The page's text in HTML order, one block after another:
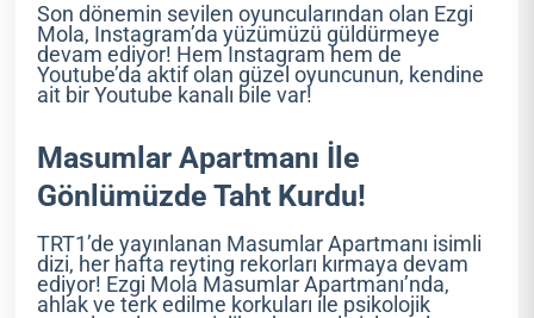
Son dönemin sevilen oyuncularından olan Ezgi
Mola, Instagram’da yüzümüzü güldürmeye
devam ediyor! Hem Instagram hem de
Youtube’da aktif olan güzel oyuncunun, kendine
ait bir Youtube kanalı bile var!
Masumlar Apartmanı İle
Gönlümüzde Taht Kurdu!
TRT1’de yayınlanan Masumlar Apartmanı isimli
dizi, her hafta reyting rekorları kırmaya devam
ediyor! Ezgi Mola Masumlar Apartmanı’nda,
ahlak ve terk edilme korkuları ile psikolojik